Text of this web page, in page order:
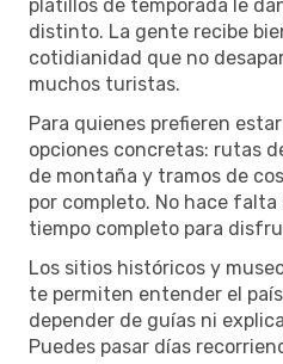
platillos de temporada le
distinto. La gente recibe
cotidianidad que no
muchos turistas.
Para quienes prefieren
opciones concretas: rutas
de montaña y tramos de
por completo. No hace
tiempo completo para
Los sitios históricos y
te permiten entender el
depender de guías ni
Puedes pasar días